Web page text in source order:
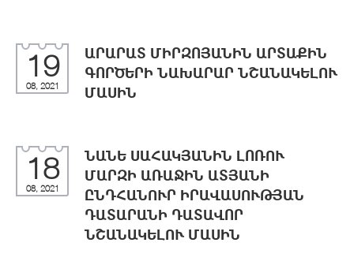
19
08, 2021
ԱՐԱՐԱՏ ՄԻՐԶՈՅԱՆԻՆ ԱՐՏԱՔԻՆ
ԳՈՐԾԵՐԻ ՆԱԽԱՐԱՐ ՆՇԱՆԱԿԵԼՈՒ
ՄԱՍԻՆ
18
08, 2021
ՆԱՆԵ ՍԱՀԱԿՅԱՆԻՆ ԼՈՌՈՒ
ՄԱՐԶԻ ԱՌԱՋԻՆ ԱՏՅԱՆԻ
ԸՆԴՀԱՆՈՒՐ ԻՐԱՎԱՍՈՒԹՅԱՆ
ԴԱՏԱՐԱՆԻ ԴԱՏԱՎՈՐ
ՆՇԱՆԱԿԵԼՈՒ ՄԱՍԻՆ